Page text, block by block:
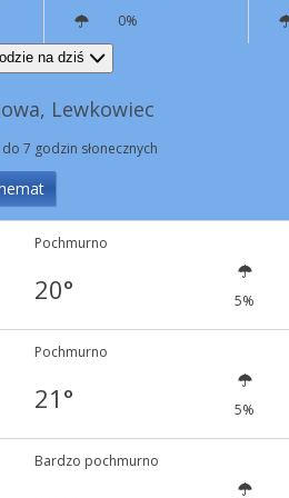
0%
na dziś
Lewkowiec
7 godzin słonecznych
Pochmurno
20° 5%
Pochmurno
21° 5%
Bardzo pochmurno